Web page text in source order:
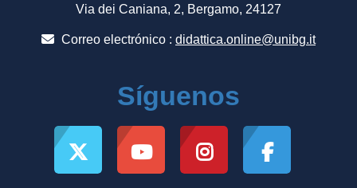
Via dei Caniana, 2, Bergamo, 24127
Correo electrónico : didattica.online@unibg.it
Síguenos